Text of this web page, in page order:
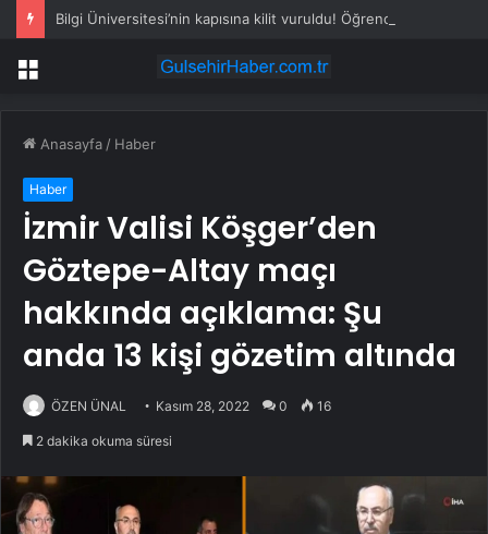
Menü
Anasayfa / Haber
Haber
İzmir Valisi Köşger’den
Göztepe-Altay maçı
hakkında açıklama: Şu
anda 13 kişi gözetim altında
ÖZEN ÜNAL Kasım 28, 2022 0 16
2 dakika okuma süresi